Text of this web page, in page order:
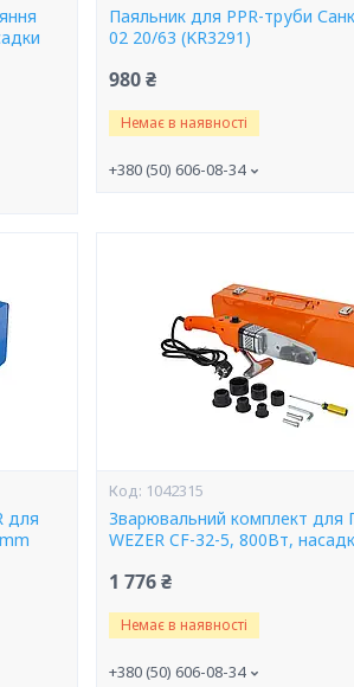
Паяльник для PPR-труби
02 20/63 (KR3291)
980 ₴
Немає в наявності
+380 (50) 606-08-34
для
1042315
Зварювальний комплект для
WEZER CF-32-5, 800Вт,
1 776 ₴
Немає в наявності
+380 (50) 606-08-34